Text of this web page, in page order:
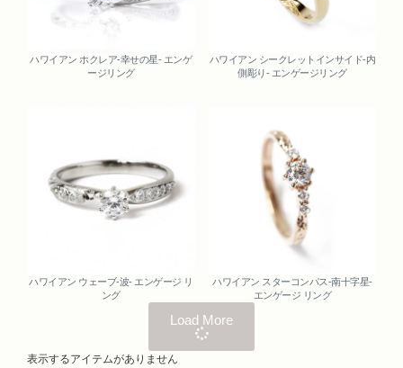
ハワイアン ホクレア-幸せの星- エンゲ
ージリング
ハワイアン シークレットインサイド-内
側彫り- エンゲージリング
ハワイアン ウェーブ-波- エンゲージ リ
ング
ハワイアン スターコンパス-南十字星-
エンゲージ リング
Load More
表示するアイテムがありません